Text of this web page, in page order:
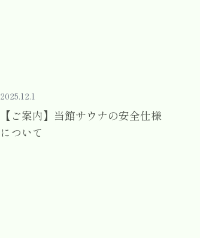
2025.12.1
【ご案内】当館サウナの安全仕様
について